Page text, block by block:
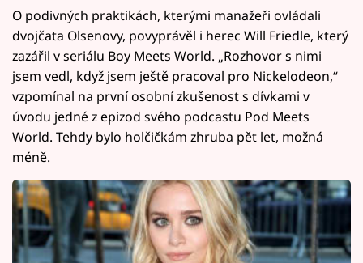
O podivných praktikách, kterými manažeři ovládali
dvojčata Olsenovy, povyprávěl i herec Will Friedle, který
zazářil v seriálu Boy Meets World. „Rozhovor s nimi
jsem vedl, když jsem ještě pracoval pro Nickelodeon,“
vzpomínal na první osobní zkušenost s dívkami v
úvodu jedné z epizod svého podcastu Pod Meets
World. Tehdy bylo holčičkám zhruba pět let, možná
méně.